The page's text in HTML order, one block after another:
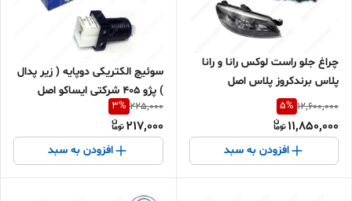
چراغ جلو راست لوکس رانا و رانا
پلاس برندکروز پلاس اصل
CR50213601
12,600,000
5%
11,850,000
افزودن به سبد
سوئیچ الکتریکی دوپایه ( زیر پدال
) پژو 405 شرکتی ایساکو اصل
0940100699
225,000
3%
217,000
افزودن به سبد